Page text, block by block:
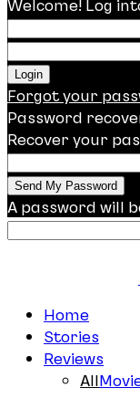
Welcome! Log
Forgot your
Password
Recover your
A password will
Home
Stories
Reviews
All